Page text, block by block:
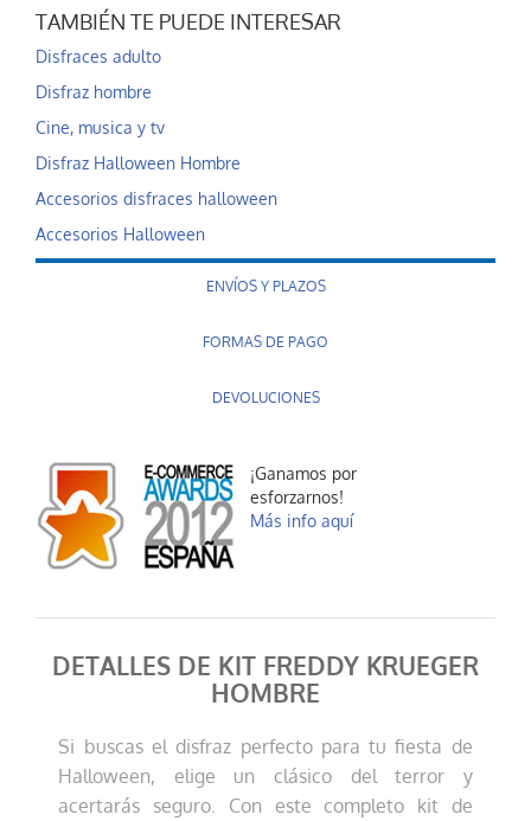
TAMBIÉN TE PUEDE INTERESAR
Disfraces adulto
Disfraz hombre
Cine, musica y tv
Disfraz Halloween Hombre
Accesorios disfraces halloween
Accesorios Halloween
ENVÍOS Y PLAZOS
FORMAS DE PAGO
DEVOLUCIONES
¡Ganamos por
esforzarnos!
Más info aquí
DETALLES DE KIT FREDDY KRUEGER
HOMBRE
Si buscas el disfraz perfecto para tu fiesta de
Halloween, elige un clásico del terror y
acertarás seguro. Con este completo kit de